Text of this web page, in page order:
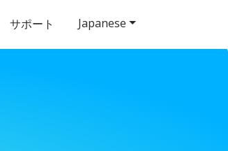
サポート Japanese